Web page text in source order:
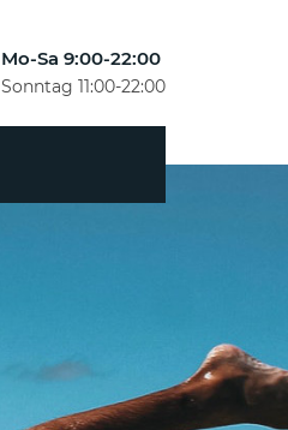
Mo-Sa 9:00-22:00
Sonntag 11:00-22:00